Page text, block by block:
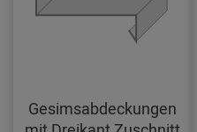
Gesimsabdeckungen